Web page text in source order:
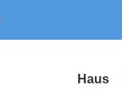
Haus